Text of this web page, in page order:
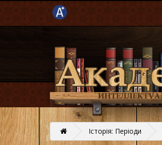
Історія: Періоди